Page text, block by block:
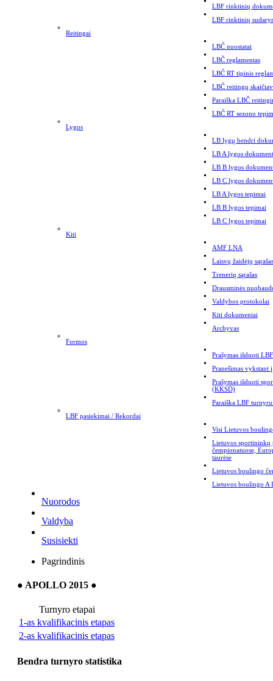
LBF rinktinių
LBF rinktinių
Reitingai
LBČ nuostatai
LBČ reglamentas
LBČ RT tipinis
LBČ reitingų
Paraiška LBČ
LBČ RT sezono
Lygos
LB lygų bendri
LB A lygos
LB B lygos
LB C lygos
LB A lygos tepimai
LB B lygos tepimai
LB C lygos tepimai
Kiti
AMF LNA
Laisvų žaidėjų sąrašas
Trenerių sąrašas
Drausminės
Valdybos protokolai
Kiti dokumentai
Archyvas
Formos
Prašymas išduoti
Pranešimas vykstant
Prašymas išduoti
(KKSD)
Paraiška LBF
LBF pasiekimai / Rekordai
Visi Lietuvos
Lietuvos sportininkų
čempionatuose,
taurėse
Lietuvos boulingo
Lietuvos boulingo A
Nuorodos
Valdyba
Susisiekti
Pagrindinis
● APOLLO 2015 ●
Turnyro etapai
1-as kvalifikacinis etapas
2-as kvalifikacinis etapas
Bendra turnyro statistika